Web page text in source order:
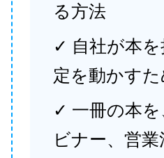
る方法
✓ 自社が本
定を動かす
✓ 一冊の本
ビナー、営